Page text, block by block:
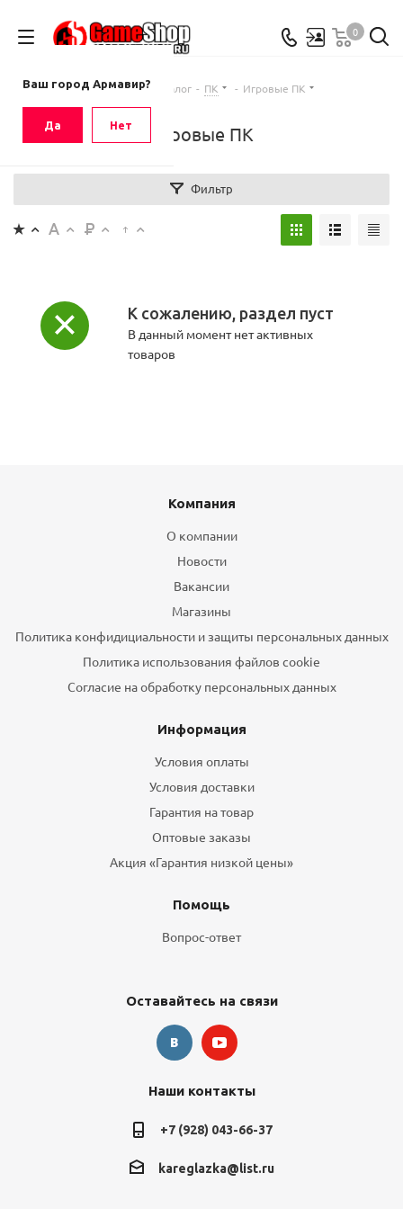
Ваш город Армавир?
Да Нет
0
Главная - Каталог - ПК - Игровые ПК
Игровые ПК
Фильтр
К сожалению, раздел пуст
В данный момент нет активных
товаров
Компания
О компании
Новости
Вакансии
Магазины
Политика конфидициальности и защиты персональных данных
Политика использования файлов cookie
Согласие на обработку персональных данных
Информация
Условия оплаты
Условия доставки
Гарантия на товар
Оптовые заказы
Акция «Гарантия низкой цены»
Помощь
Вопрос-ответ
Оставайтесь на связи
Наши контакты
+7 (928) 043-66-37
kareglazka@list.ru